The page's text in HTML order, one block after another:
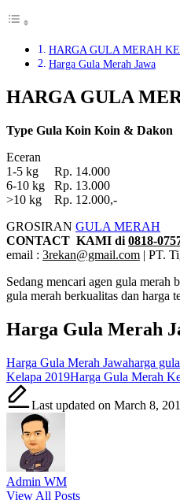
HARGA GULA MERAH
Harga Gula Merah Jawa
HARGA GULA
Type Gula Koin Koin & Dakon
Eceran
1-5 kg Rp. 14.000
6-10 kg Rp. 13.000
>10 kg Rp. 12.000,-
GROSIRAN GULA MERAH
CONTACT KAMI di 0818-
email : 3rekan@gmail.com | PT.
Sedang mencari agen gula merah
gula merah berkualitas dan harga
Harga Gula Merah
Tags:
Harga Gula Merah Jawaharga
Kelapa 2019Harga Gula Merah
Last updated on March 8,
Admin WM
View All Posts